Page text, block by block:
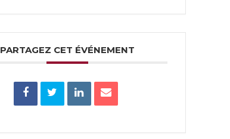
PARTAGEZ CET ÉVÉNEMENT